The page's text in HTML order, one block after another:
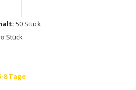
50 Stück
Stück
8 Tage